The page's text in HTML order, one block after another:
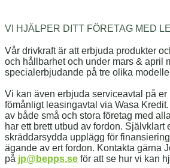
VI HJÄLPER DITT FÖRETAG MED
Vår drivkraft är att erbjuda produkter
och hållbarhet och under mars & april
specialerbjudande på tre olika
Vi kan även erbjuda serviceavtal på
fömånligt leasingavtal via Wasa Kredit.
av både små och stora företag med
har ett brett utbud av fordon. Självklart
skräddarsydda upplägg för
ägande av ert fordon. Kontakta gärna
på jp@bepps.se för att se hur vi kan